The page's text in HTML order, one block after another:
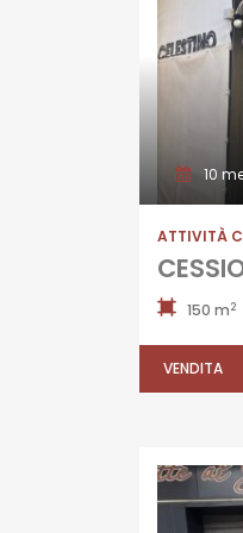
10
ATTIVITÀ
150 m2
VENDITA